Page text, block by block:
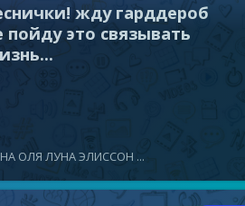
жду гарддероб
пойду это связывать
ОЛЯ ЛУНА ЭЛИССОН ...